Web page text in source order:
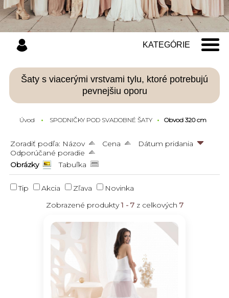
KATEGÓRIE
Šaty s viacerými vrstvami tylu, ktoré potrebujú
pevnejšiu oporu
Úvod SPODNIČKY POD SVADOBNÉ ŠATY Obvod 320 cm
Zoradiť podľa: Názov Cena
Dátum pridania
Odporúčané poradie
Obrázky
Tabuľka
Tip Akcia Zľava
Novinka
Zobrazené produkty1 - 7z celkových 7